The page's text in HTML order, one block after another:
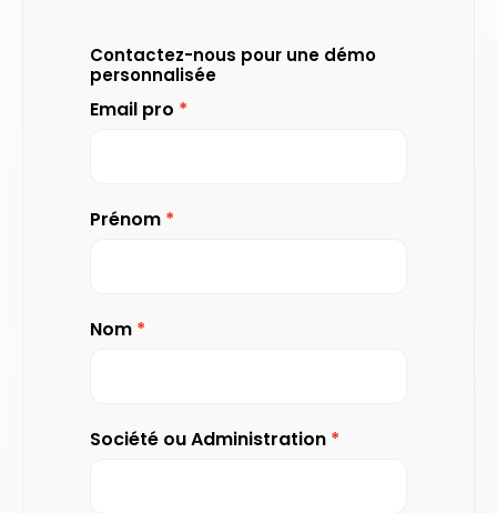
Contactez-nous pour une démo
personnalisée
Email pro
Prénom
Nom
Société ou Administration